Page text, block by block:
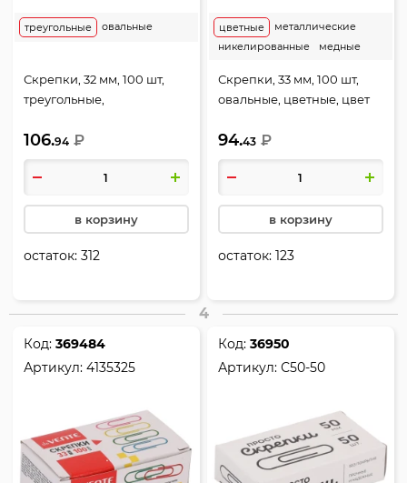
треугольные овальные
Скрепки, 32 мм, 100 шт,
треугольные,
серебро, картонная
коробка, Erich Krause,
24870
106.94 ₽
в корзину
остаток:312
металлические
никелированные
медные
цветные
Скрепки, 33 мм, 100 шт,
овальные, цветные, цвет
коробка, Erich Krause,
24872
94.43 ₽
в корзину
остаток:123
4
Код:369484
Артикул:4135325
Код:36950
Артикул:С50-50